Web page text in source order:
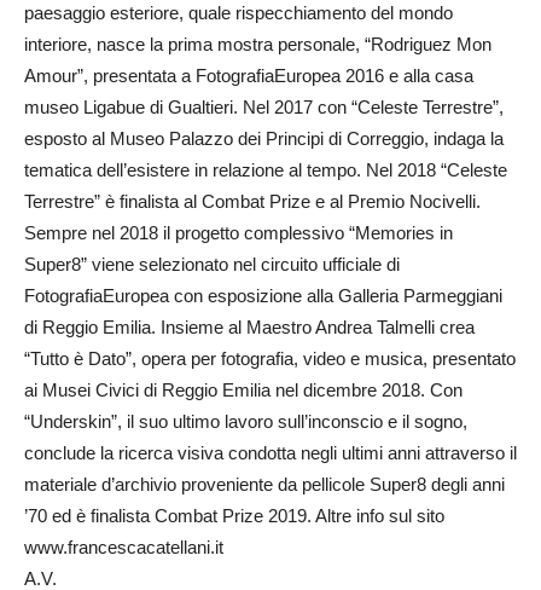
paesaggio esteriore, quale rispecchiamento del mondo
interiore, nasce la prima mostra personale, “Rodriguez Mon
Amour”, presentata a FotografiaEuropea 2016 e alla casa
museo Ligabue di Gualtieri. Nel 2017 con “Celeste Terrestre”,
esposto al Museo Palazzo dei Principi di Correggio, indaga la
tematica dell’esistere in relazione al tempo. Nel 2018 “Celeste
Terrestre” è finalista al Combat Prize e al Premio Nocivelli.
Sempre nel 2018 il progetto complessivo “Memories in
Super8” viene selezionato nel circuito ufficiale di
FotografiaEuropea con esposizione alla Galleria Parmeggiani
di Reggio Emilia. Insieme al Maestro Andrea Talmelli crea
“Tutto è Dato”, opera per fotografia, video e musica, presentato
ai Musei Civici di Reggio Emilia nel dicembre 2018. Con
“Underskin”, il suo ultimo lavoro sull’inconscio e il sogno,
conclude la ricerca visiva condotta negli ultimi anni attraverso il
materiale d’archivio proveniente da pellicole Super8 degli anni
’70 ed è finalista Combat Prize 2019. Altre info sul sito
www.francescacatellani.it
A.V.